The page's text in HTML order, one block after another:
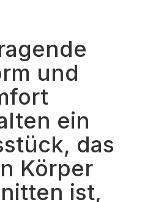
und
ein
das
Körper
ist,